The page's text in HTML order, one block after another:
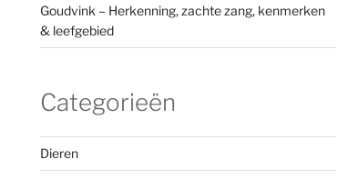
Goudvink – Herkenning, zachte zang, kenmerken
& leefgebied
Categorieën
Dieren